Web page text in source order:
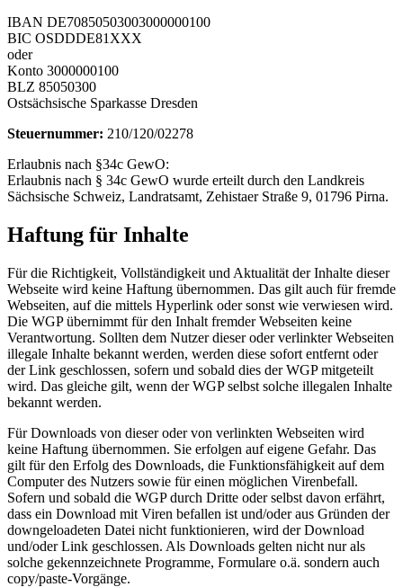
IBAN DE70850503003000000100
BIC OSDDDE81XXX
oder
Konto 3000000100
BLZ 85050300
Ostsächsische Sparkasse Dresden
Steuernummer: 210/120/02278
Erlaubnis nach §34c GewO:
Erlaubnis nach § 34c GewO wurde erteilt durch den Landkreis
Sächsische Schweiz, Landratsamt, Zehistaer Straße 9, 01796 Pirna.
Haftung für Inhalte
Für die Richtigkeit, Vollständigkeit und Aktualität der Inhalte dieser
Webseite wird keine Haftung übernommen. Das gilt auch für fremde
Webseiten, auf die mittels Hyperlink oder sonst wie verwiesen wird.
Die WGP übernimmt für den Inhalt fremder Webseiten keine
Verantwortung. Sollten dem Nutzer dieser oder verlinkter Webseiten
illegale Inhalte bekannt werden, werden diese sofort entfernt oder
der Link geschlossen, sofern und sobald dies der WGP mitgeteilt
wird. Das gleiche gilt, wenn der WGP selbst solche illegalen Inhalte
bekannt werden.
Für Downloads von dieser oder von verlinkten Webseiten wird
keine Haftung übernommen. Sie erfolgen auf eigene Gefahr. Das
gilt für den Erfolg des Downloads, die Funktionsfähigkeit auf dem
Computer des Nutzers sowie für einen möglichen Virenbefall.
Sofern und sobald die WGP durch Dritte oder selbst davon erfährt,
dass ein Download mit Viren befallen ist und/oder aus Gründen der
downgeloadeten Datei nicht funktionieren, wird der Download
und/oder Link geschlossen. Als Downloads gelten nicht nur als
solche gekennzeichnete Programme, Formulare o.ä. sondern auch
copy/paste-Vorgänge.